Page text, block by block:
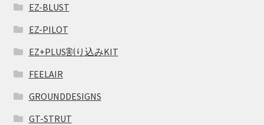
EZ-BLUST
EZ-PILOT
EZ+PLUS割り込みKIT
FEELAIR
GROUNDDESIGNS
GT-STRUT